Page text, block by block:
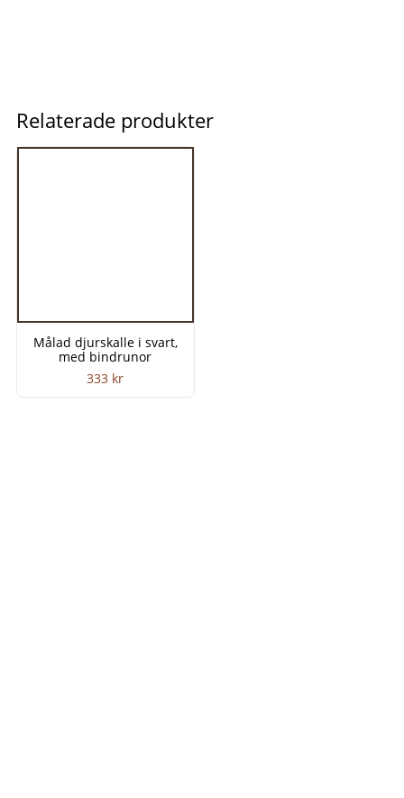
Relaterade produkter
Målad djurskalle i svart,
med bindrunor
333 kr